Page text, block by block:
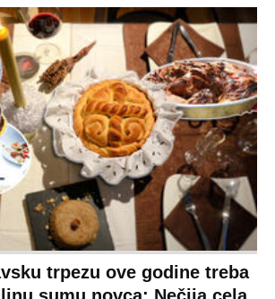
Crna Gora
Makedonija
Auto
Uslovi korišćenja
Politika privatnosti
Privacy policy
Terms of service
Prijatelji sajta
Pratite nas na: